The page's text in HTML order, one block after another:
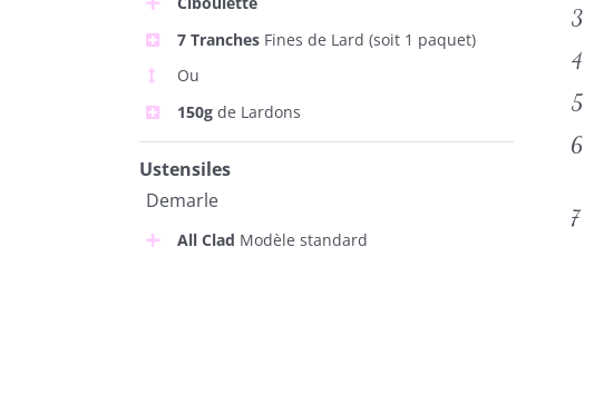
7 TranchesFines de Lard (soit 1 paquet)
Ou
150gde Lardons
Ustensiles
Demarle
All Clad Modèle standard